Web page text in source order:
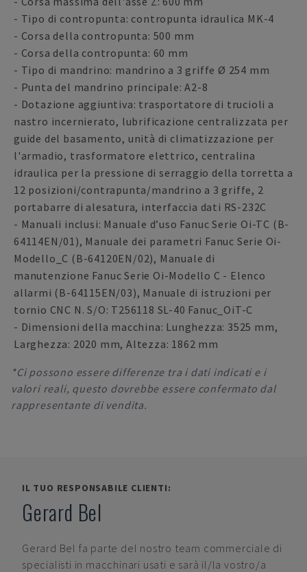
- Tipo di contropunta: contropunta idraulica MK-4
- Corsa della contropunta: 500 mm
- Corsa della contropunta: 60 mm
- Tipo di mandrino: mandrino a 3 griffe Ø 254 mm
- Punta del mandrino principale: A2-8
- Dotazione aggiuntiva: trasportatore di trucioli a
nastro incernierato, lubrificazione centralizzata per
guide del basamento, unità di climatizzazione per
l'armadio, trasformatore elettrico, centralina
idraulica per la pressione di serraggio della torretta a
12 posizioni/contrapunta/mandrino a 3 griffe, 2
portabarre di alesatura, interfaccia dati RS-232C
- Manuali inclusi: Manuale d’uso Fanuc Serie Oi-TC (B-
64114EN/01), Manuale dei parametri Fanuc Serie Oi-
Modello_C (B-64120EN/02), Manuale di
manutenzione Fanuc Serie Oi-Modello C - Elenco
allarmi (B-64115EN/03), Manuale di istruzioni per
tornio CNC N. S/O: T256118 SL-40 Fanuc_OiT-C
- Dimensioni della macchina: Lunghezza: 3525 mm,
Larghezza: 2020 mm, Altezza: 1862 mm
*Ci possono essere differenze tra i dati indicati e i
valori reali, questo dovrebbe essere confermato dal
rappresentante di vendita.
IL TUO RESPONSABILE CLIENTI:
Gerard Bel
Gerard Bel fa parte del nostro team commerciale di
specialisti in macchinari usati e sarà il/la vostro/a